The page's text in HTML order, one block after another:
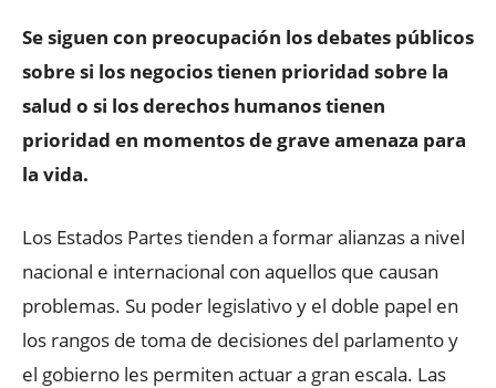
Se siguen con preocupación los debates públicos
sobre si los negocios tienen prioridad sobre la
salud o si los derechos humanos tienen
prioridad en momentos de grave amenaza para
la vida.
Los Estados Partes tienden a formar alianzas a nivel
nacional e internacional con aquellos que causan
problemas. Su poder legislativo y el doble papel en
los rangos de toma de decisiones del parlamento y
el gobierno les permiten actuar a gran escala. Las